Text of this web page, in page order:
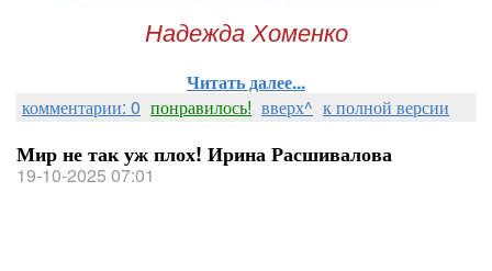
Надежда Хоменко
Читать далее...
комментарии: 0 понравилось! вверх^ к полной версии
Мир не так уж плох! Ирина Расшивалова
19-10-2025 07:01